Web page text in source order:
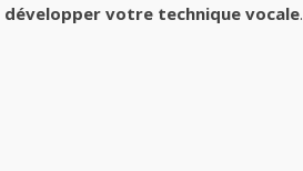
développer votre technique vocale.